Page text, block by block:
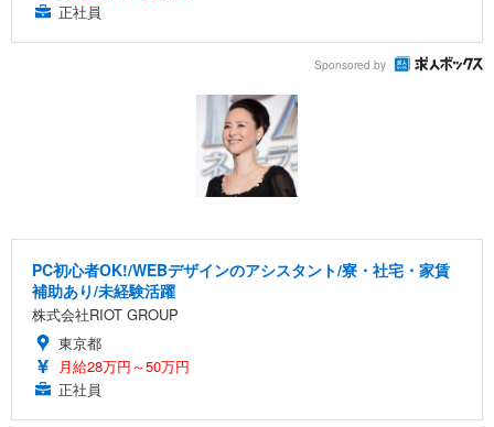
正社員
Sponsored by
PC初心者OK!/WEBデザインのアシスタント/寮・社宅・家賃
補助あり/未経験活躍
株式会社RIOT GROUP
東京都
月給28万円～50万円
正社員